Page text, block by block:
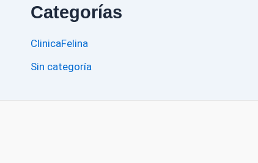
Categorías
ClinicaFelina
Sin categoría